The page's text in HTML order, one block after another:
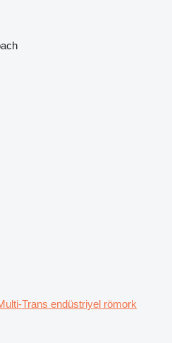
Trans endüstriyel römork